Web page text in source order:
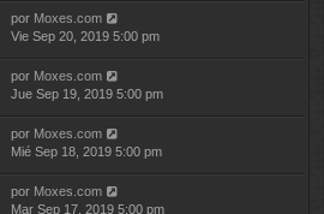
por Moxes.com
Vie Sep 20, 2019 5:00 pm
por Moxes.com
Jue Sep 19, 2019 5:00 pm
por Moxes.com
Mié Sep 18, 2019 5:00 pm
por Moxes.com
Mar Sep 17, 2019 5:00 pm